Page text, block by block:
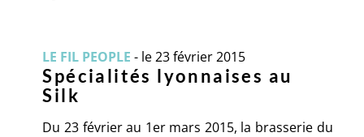
LE FIL PEOPLE - le 23 février 2015
Spécialités lyonnaises au
Silk
Du 23 février au 1er mars 2015, la brasserie du